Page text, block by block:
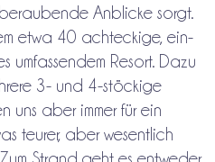
Anblicke sorgt.
etwa 40 achteckige, ein-
Resort. Dazu
3- und 4-stöckige
uns aber immer für ein
teurer, aber wesentlich